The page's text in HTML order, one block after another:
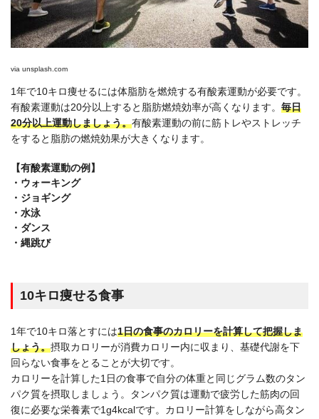
via unsplash.com
1年で10キロ痩せるには体脂肪を燃焼する有酸素運動が必要です。
有酸素運動は20分以上すると脂肪燃焼効率が高くなります。 毎日
20分以上運動しましょう。有酸素運動の前に筋トレやストレッチ
をすると脂肪の燃焼効果が大きくなります。
【有酸素運動の例】
・ウォーキング
・ジョギング
・水泳
・ダンス
・縄跳び
10キロ痩せる食事
1年で10キロ落とすには1日の食事のカロリーを計算して把握しま
しょう。摂取カロリーが消費カロリー内に収まり、基礎代謝を下
回らない食事をとることが大切です。
カロリーを計算した1日の食事で自分の体重と同じグラム数のタン
パク質を摂取しましょう。タンパク質は運動で疲労した筋肉の回
復に必要な栄養素で1g4kcalです。カロリー計算をしながら高タン